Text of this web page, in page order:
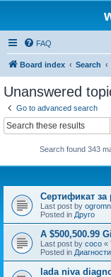
FAQ
Board index Search
Unanswered
Go to advanced search
Search found 343
Сертификат за
Last post by
Posted in Друго
A $500,500.99
Last post by coco «
Posted in
lada niva